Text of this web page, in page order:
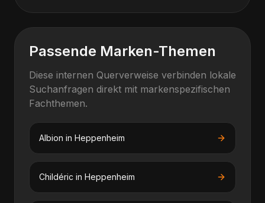
Passende Marken-Themen
Diese internen Querverweise verbinden lokale
Suchanfragen direkt mit markenspezifischen
Fachthemen.
Albion in Heppenheim
Childéric in Heppenheim